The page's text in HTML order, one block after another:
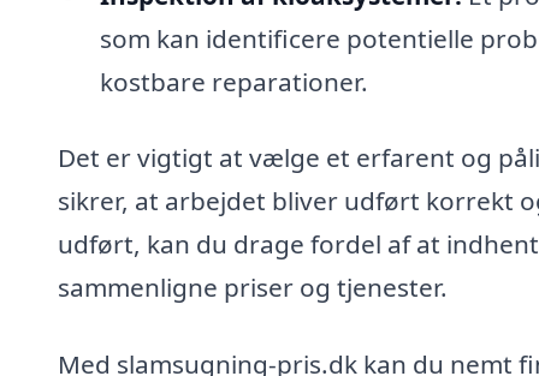
som kan identificere potentielle
kostbare reparationer.
Det er vigtigt at vælge et erfarent og
sikrer, at arbejdet bliver udført korrekt
udført, kan du drage fordel af at
sammenligne priser og tjenester.
Med slamsugning-pris.dk kan du nemt